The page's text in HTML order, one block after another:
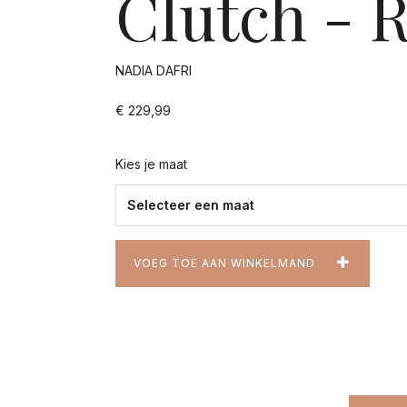
NADIA DAFRI
€ 229,99
Kies je maat
VOEG TOE AAN WINKELMAND